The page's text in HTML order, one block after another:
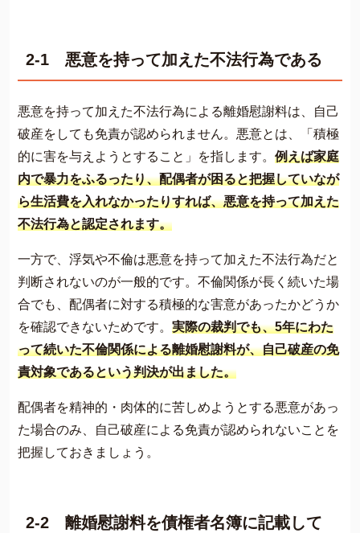
2-1 悪意を持って加えた不法行為である
悪意を持って加えた不法行為による離婚慰謝料は、自己
破産をしても免責が認められません。悪意とは、「積極
的に害を与えようとすること」を指します。 例えば家庭
内で暴力をふるったり、配偶者が困ると把握していなが
ら生活費を入れなかったりすれば、悪意を持って加えた
不法行為と認定されます。
一方で、浮気や不倫は悪意を持って加えた不法行為だと
判断されないのが一般的です。不倫関係が長く続いた場
合でも、配偶者に対する積極的な害意があったかどうか
を確認できないためです。 実際の裁判でも、5年にわた
って続いた不倫関係による離婚慰謝料が、自己破産の免
責対象であるという判決が出ました。
配偶者を精神的・肉体的に苦しめようとする悪意があっ
た場合のみ、自己破産による免責が認められないことを
把握しておきましょう。
2-2 離婚慰謝料を債権者名簿に記載して